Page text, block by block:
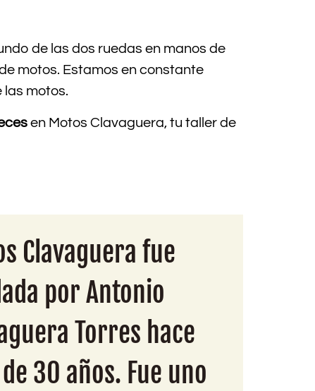
de las dos ruedas en manos de
motos. Estamos en constante
motos.
en Motos Clavaguera, tu taller de
Clavaguera fue
por Antonio
Torres hace
30 años. Fue uno